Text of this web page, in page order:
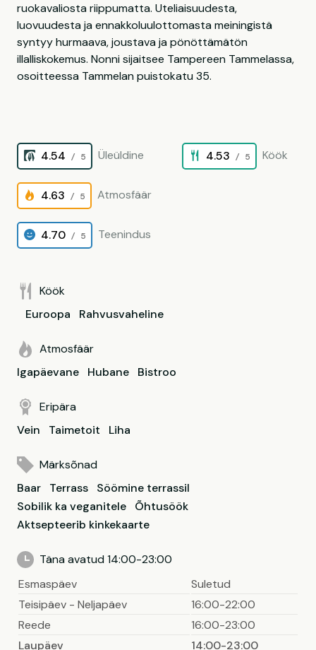
ruokavaliosta riippumatta. Uteliaisuudesta,
luovuudesta ja ennakkoluulottomasta meiningistä
syntyy hurmaava, joustava ja pönöttämätön
illalliskokemus. Nonni sijaitsee Tampereen Tammelassa,
osoitteessa Tammelan puistokatu 35.
4.54 / 5 Üleüldine 4.53 / 5 Köök
4.63 / 5 Atmosfäär
4.70 / 5 Teenindus
Köök
Euroopa
Rahvusvaheline
Atmosfäär
Igapäevane
Hubane Bistroo
Eripära
Vein
Taimetoit Liha
Märksõnad
Baar
Terrass
Söömine terrassil
Sobilik ka veganitele
Õhtusöök
Aktsepteerib kinkekaarte
Täna avatud 14:00-23:00
Esmaspäev
Suletud
Teisipäev - Neljapäev
16:00-22:00
Reede
16:00-23:00
Laupäev
14:00-23:00